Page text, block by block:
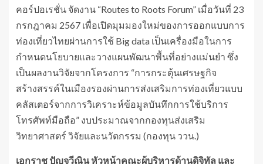
คอร์ปอเรชั่น จัดงาน “Routes to Roots Forum” เมื่อวันที่ 23
กรกฎาคม 2567 เพื่อเปิดมุมมองใหม่ของการออกแบบการ
ท่องเที่ยวไทยผ่านการใช้ Big data เป็นเครื่องมือในการ
กำหนดนโยบายและวางแผนพัฒนาพื้นที่อย่างแม่นยำ ซึ่ง
เป็นผลงานวิจัยจากโครงการ “การกระตุ้นเศรษฐกิจ
สร้างสรรค์ในเมืองรองผ่านการส่งเสริมการท่องเที่ยวแบบ
คลัสเตอร์จากการวิเคราะห์ข้อมูลบันทึกการใช้บริการ
โทรศัพท์มือถือ” งบประมาณจากกองทุนส่งเสริม
วิทยาศาสตร์ วิจัยและนวัตกรรม (กองทุน ววน.)
เอกราช ปัญจวีณิน หัวหน้าคณะผู้บริหารด้านดิจิทัล และ